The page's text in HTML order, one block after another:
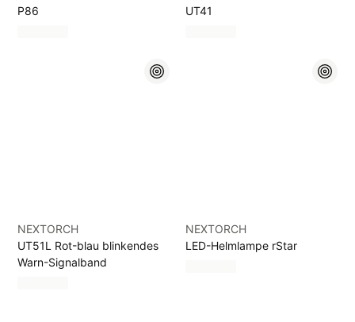
P86
UT41
NEXTORCH
UT51L Rot-blau blinkendes
Warn-Signalband
NEXTORCH
LED-Helmlampe rStar